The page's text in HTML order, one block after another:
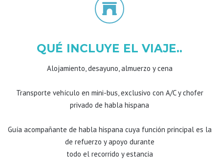
QUÉ INCLUYE EL VIAJE..
Alojamiento, desayuno, almuerzo y cena
Transporte vehículo en mini-bus, exclusivo con A/C y chofer
privado de habla hispana
Guía acompañante de habla hispana cuya función principal es la
de refuerzo y apoyo durante
todo el recorrido y estancia